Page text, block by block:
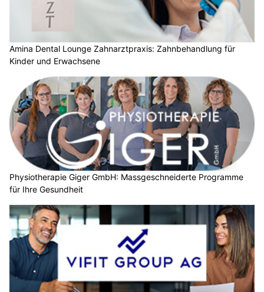
Amina Dental Lounge Zahnarztpraxis: Zahnbehandlung für
Kinder und Erwachsene
Physiotherapie Giger GmbH: Massgeschneiderte Programme
für Ihre Gesundheit